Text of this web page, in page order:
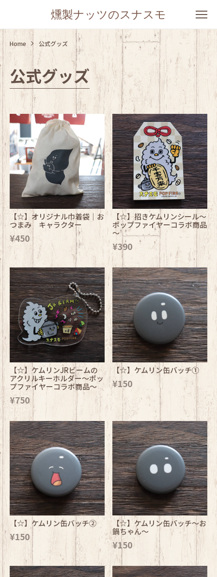
燻製ナッツのスナスモ
Home 公式グッズ
公式グッズ
【☆】オリジナル巾着袋｜お
つまみ キャラクター
¥450
【☆】招きケムリンシール～
ポップファイヤーコラボ商品
～
¥390
【☆】ケムリンJRビームの
アクリルキーホルダー～ポッ
プファイヤーコラボ商品～
¥750
【☆】ケムリン缶バッチ①
¥150
【☆】ケムリン缶バッチ②
¥150
【☆】ケムリン缶バッチ～お
鍋ちゃん～
¥150